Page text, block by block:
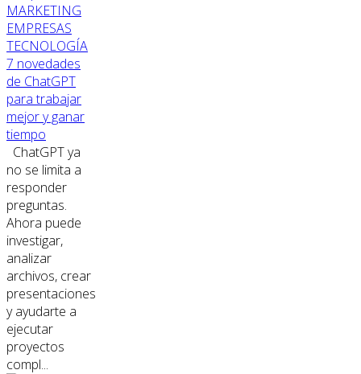
MARKETING
EMPRESAS
TECNOLOGÍA
7 novedades
de ChatGPT
para trabajar
mejor y ganar
tiempo
ChatGPT ya
no se limita a
responder
preguntas.
Ahora puede
investigar,
analizar
archivos, crear
presentaciones
y ayudarte a
ejecutar
proyectos
compl...